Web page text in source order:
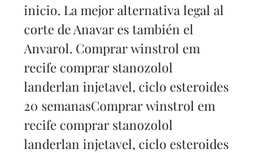
inicio. La mejor alternativa legal al
corte de Anavar es también el
Anvarol. Comprar winstrol em
recife comprar stanozolol
landerlan injetavel, ciclo esteroides
20 semanasComprar winstrol em
recife comprar stanozolol
landerlan injetavel, ciclo esteroides